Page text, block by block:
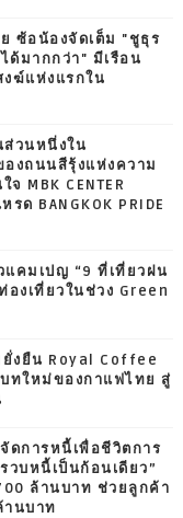
ย ซ้อน้องจัดเต็ม "ชูธุร
ด้มากกว่า" มีเรือน
ฆ์แห่งแรกใน
ส่วนหนึ่งใน
งถนนสีรุ้งแห่งความ
MBK CENTER
รด BANGKOK PRIDE
คมเปญ “9 ที่เที่ยวฝน
งเที่ยวในช่วง Green
งยืน Royal Coffee
บทใหม่ของกาแฟไทย สู่
การหนี้เพื่อชีวิตการ
วบหนี้เป็นก้อนเดียว”
ล้านบาท ช่วยลูกค้า
านบาท